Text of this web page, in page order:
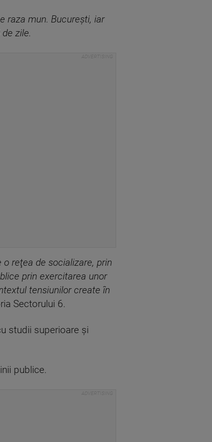
raza mun. Bucureşti, iar
zile.
reţea de socializare, prin
prin exercitarea unor
tensiunilor create în
Sectorului 6.
studii superioare şi
publice.